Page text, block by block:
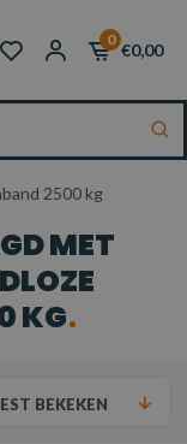
0
€0,00
2500 kg
MET
KG
BEKEKEN